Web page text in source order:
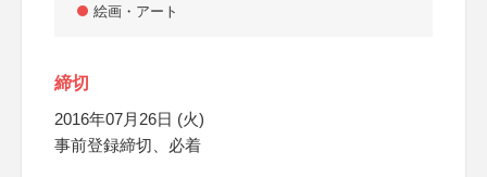
絵画・アート
締切
2016年07月26日 (火)
事前登録締切、必着